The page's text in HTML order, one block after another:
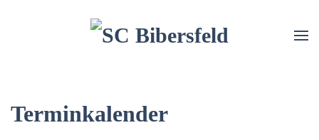
Terminkalender